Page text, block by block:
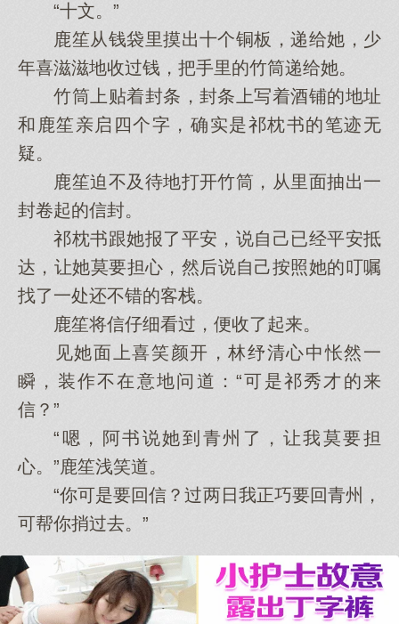
“十文。”
鹿笙从钱袋里摸出十个铜板，递给她，少
年喜滋滋地收过钱，把手里的竹筒递给她。
竹筒上贴着封条，封条上写着酒铺的地址
和鹿笙亲启四个字，确实是祁枕书的笔迹无
疑。
鹿笙迫不及待地打开竹筒，从里面抽出一
封卷起的信封。
祁枕书跟她报了平安，说自己已经平安抵
达，让她莫要担心，然后说自己按照她的叮嘱
找了一处还不错的客栈。
鹿笙将信仔细看过，便收了起来。
见她面上喜笑颜开，林纾清心中怅然一
瞬，装作不在意地问道：“可是祁秀才的来
信？”
“嗯，阿书说她到青州了，让我莫要担
心。”鹿笙浅笑道。
“你可是要回信？过两日我正巧要回青州，
可帮你捎过去。”